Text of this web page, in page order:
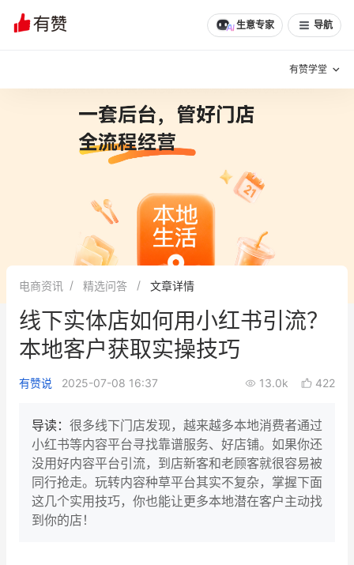
生意专家 导航
有赞学堂
增长方法
有赞专家说
新零售最佳实践
面对面聊增长
新零售大会 新零售茶会
增长产品指南
智库 产品场景库
产品更新动态
文章 问诊 分享
电商资讯 精选问答 文章详情
线下实体店如何用小红书引流？
本地客户获取实操技巧
有赞说 2025-07-08 16:37 13.0k 422
导读： 很多线下门店发现，越来越多本地消费者通过
小红书等内容平台寻找靠谱服务、好店铺。如果你还
没用好内容平台引流，到店新客和老顾客就很容易被
同行抢走。玩转内容种草平台其实不复杂，掌握下面
这几个实用技巧，你也能让更多本地潜在客户主动找
到你的店！